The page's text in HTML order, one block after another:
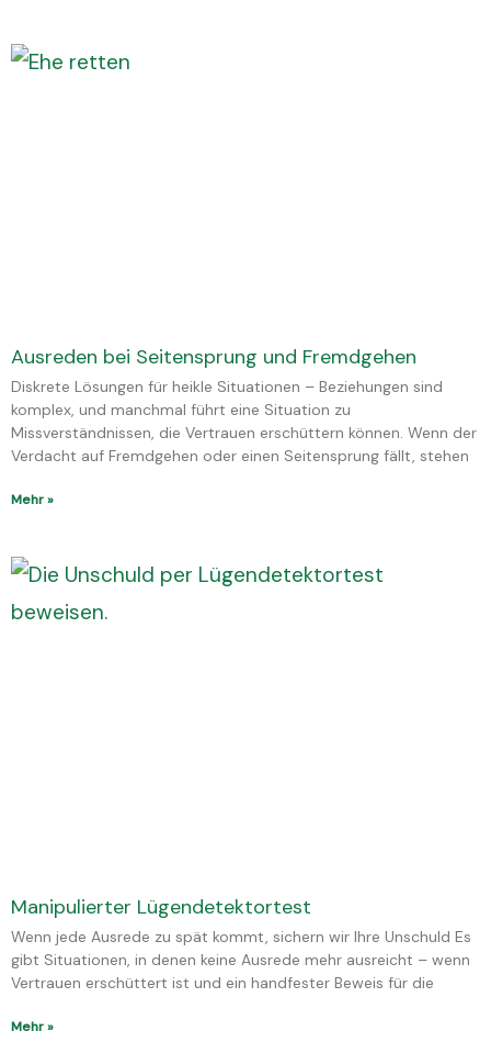
Ausreden bei Seitensprung und Fremdgehen
Diskrete Lösungen für heikle Situationen – Beziehungen sind
komplex, und manchmal führt eine Situation zu
Missverständnissen, die Vertrauen erschüttern können. Wenn der
Verdacht auf Fremdgehen oder einen Seitensprung fällt, stehen
Mehr »
Manipulierter Lügendetektortest
Wenn jede Ausrede zu spät kommt, sichern wir Ihre Unschuld Es
gibt Situationen, in denen keine Ausrede mehr ausreicht – wenn
Vertrauen erschüttert ist und ein handfester Beweis für die
Mehr »